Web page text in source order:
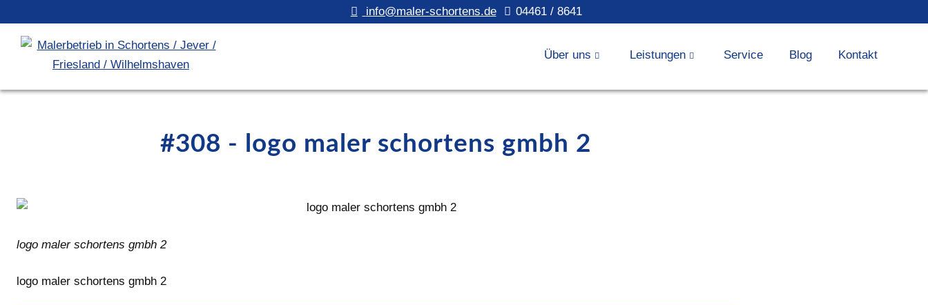
info@maler-schortens.de 04461 / 8641
Über uns Leistungen Service Blog Kontakt
#308 - logo maler schortens gmbh 2
logo maler schortens gmbh 2
logo maler schortens gmbh 2